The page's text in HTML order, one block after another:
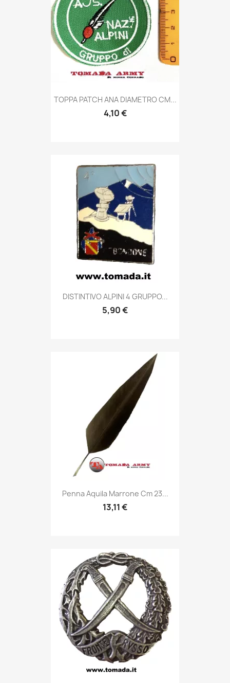
Anteprima
TOPPA PATCH ANA DIAMETRO CM...
4,10 €
Anteprima
DISTINTIVO ALPINI 4 GRUPPO...
5,90 €
Anteprima
Penna Aquila Marrone Cm 23...
13,11 €